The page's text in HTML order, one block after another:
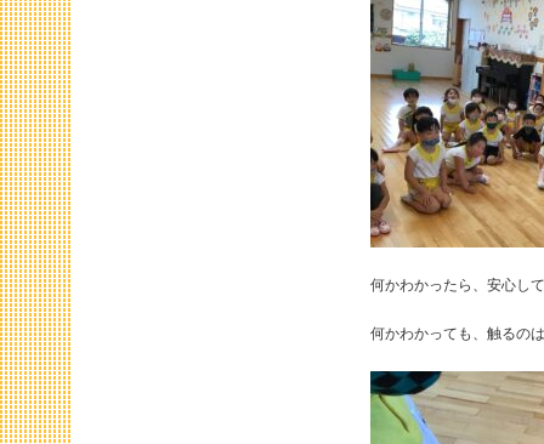
何かわかったら、安心し
何かわかっても、触るの